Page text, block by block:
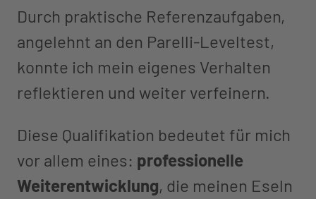
Durch praktische Referenzaufgaben,
angelehnt an den Parelli-Leveltest,
konnte ich mein eigenes Verhalten
reflektieren und weiter verfeinern.
Diese Qualifikation bedeutet für mich
vor allem eines: professionelle
Weiterentwicklung, die meinen Eseln